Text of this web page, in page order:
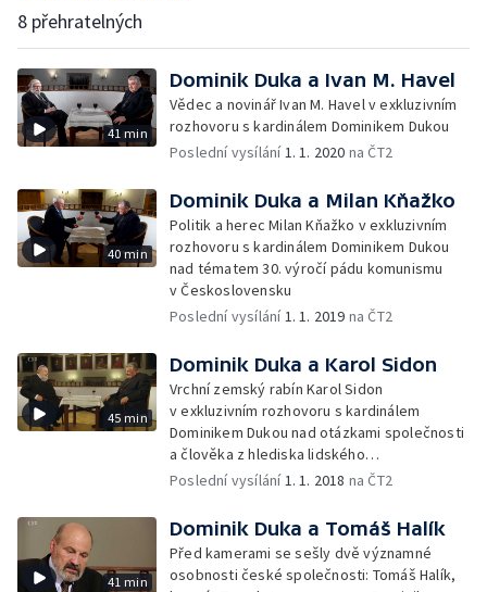
8 přehratelných
41 min
Dominik Duka a Ivan M. Havel
Vědec a novinář Ivan M. Havel v exkluzivním
rozhovoru s kardinálem Dominikem Dukou
Poslední vysílání1. 1. 2020 na ČT2
40 min
Dominik Duka a Milan Kňažko
Politik a herec Milan Kňažko v exkluzivním
rozhovoru s kardinálem Dominikem Dukou
nad tématem 30. výročí pádu komunismu
v Československu
Poslední vysílání1. 1. 2019 na ČT2
45 min
Dominik Duka a Karol Sidon
Vrchní zemský rabín Karol Sidon
v exkluzivním rozhovoru s kardinálem
Dominikem Dukou nad otázkami společnosti
a člověka z hlediska lidského
i náboženského.
Poslední vysílání1. 1. 2018 na ČT2
41 min
Dominik Duka a Tomáš Halík
Před kamerami se sešly dvě významné
osobnosti české společnosti: Tomáš Halík,